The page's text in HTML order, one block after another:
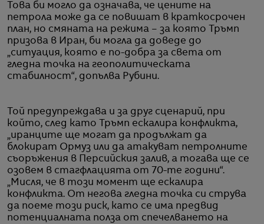
Това би могло да означава, че цените на
петрола може да се повишат в краткосрочен
план, но смяната на режима – за която Тръмп
призова в Иран, би могла да доведе до
„ситуация, която е по-добра за света от
гледна точка на геополитическата
стабилност“, допълва Рубини.
Той предупреждава и за друг сценарий, при
който, след като Тръмп ескалира конфликта,
„иранците ще могат да продължат да
блокират Ормуз или да атакуват петролните
съоръжения в Персийския залив, а тогава ще се
озовем в стагфлацията от 70-те години“.
„Мисля, че в този момент ще ескалира
конфликта. От негова гледна точка си струва
да поеме този риск, като се има предвид
потенциалната полза от спечелването на